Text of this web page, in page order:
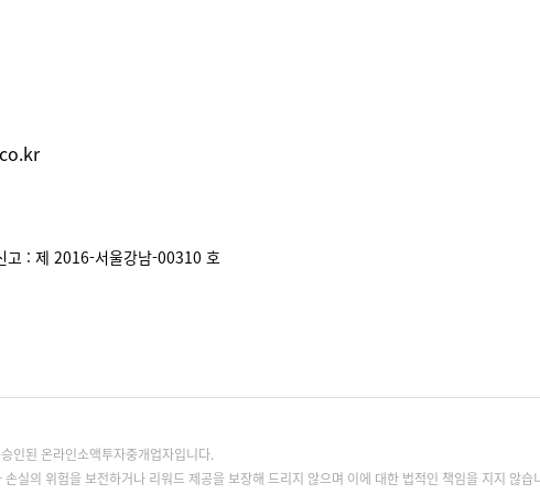
고 : 제 2016-서울강남-00310 호
인된 온라인소액투자중개업자입니다.
실의 위험을 보전하거나 리워드 제공을 보장해 드리지 않으며 이에 대한 법적인 책임을 지지 않습